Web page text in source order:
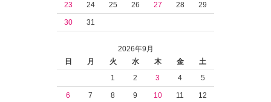
23 24 25 26 27 28 29
30 31
2026年9月
日
月 火 水 木 金
土
1
2 3 4 5
6 7 8 9 10 11 12